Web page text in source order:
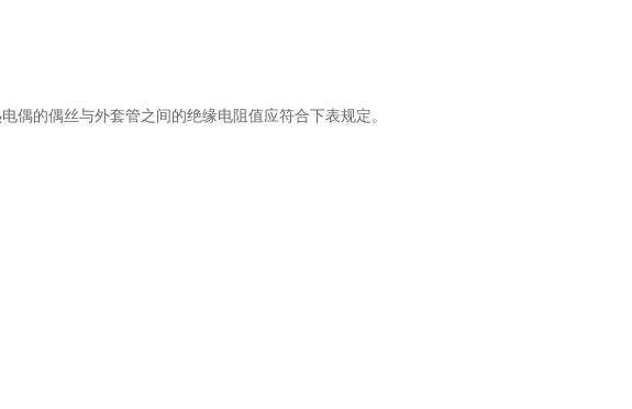
的偶丝与外套管之间的绝缘电阻值应符合下表规定。